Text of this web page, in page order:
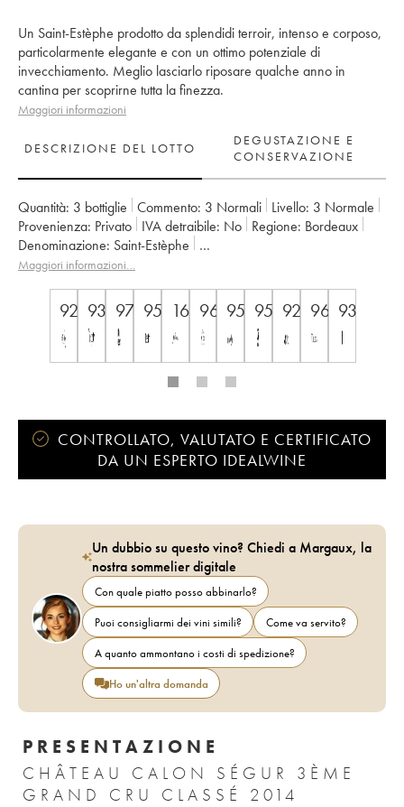
Un Saint-Estèphe prodotto da splendidi terroir, intenso e corposo,
particolarmente elegante e con un ottimo potenziale di
invecchiamento. Meglio lasciarlo riposare qualche anno in
cantina per scoprirne tutta la finezza.
Maggiori informazioni
DESCRIZIONE DEL LOTTO
DEGUSTAZIONE E
CONSERVAZIONE
Quantità: 3 bottiglie Commento: 3 Normali Livello: 3 Normale
Provenienza:
privato IVA detraibile: no Regione:
Bordeaux
Denominazione:
Saint-Estèphe
Classificazione:
3ème Grand Cru Classé
Maggiori informazioni…
92 93 97 95 16.596 95 95 92+ 96 93
CONTROLLATO, VALUTATO E CERTIFICATO
DA UN ESPERTO IDEALWINE
Un dubbio su questo vino? Chiedi a Margaux, la
nostra sommelier digitale
Con quale piatto posso abbinarlo?
Puoi consigliarmi dei vini simili?
Come va servito?
A quanto ammontano i costi di spedizione?
Ho un'altra domanda
PRESENTAZIONE
CHÂTEAU CALON SÉGUR 3ÈME
GRAND CRU CLASSÉ 2014